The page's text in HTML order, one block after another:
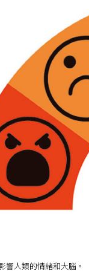
響人類的情緒和大腦。